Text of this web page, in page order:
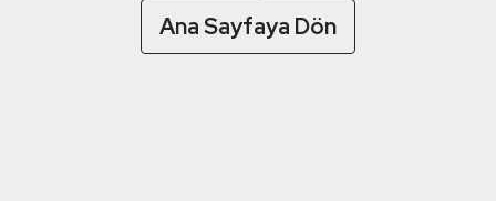
Ana Sayfaya Dön